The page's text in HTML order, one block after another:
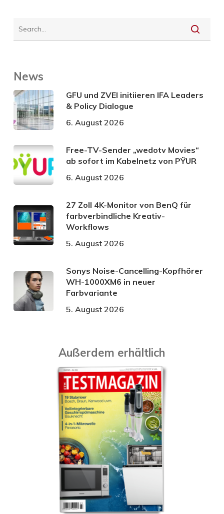
News
GFU und ZVEI initiieren IFA Leaders
& Policy Dialogue
6. August 2026
Free-TV-Sender „wedotv Movies“
ab sofort im Kabelnetz von PŸUR
6. August 2026
27 Zoll 4K-Monitor von BenQ für
farbverbindliche Kreativ-
Workflows
5. August 2026
Sonys Noise-Cancelling-Kopfhörer
WH-1000XM6 in neuer
Farbvariante
5. August 2026
Außerdem erhältlich